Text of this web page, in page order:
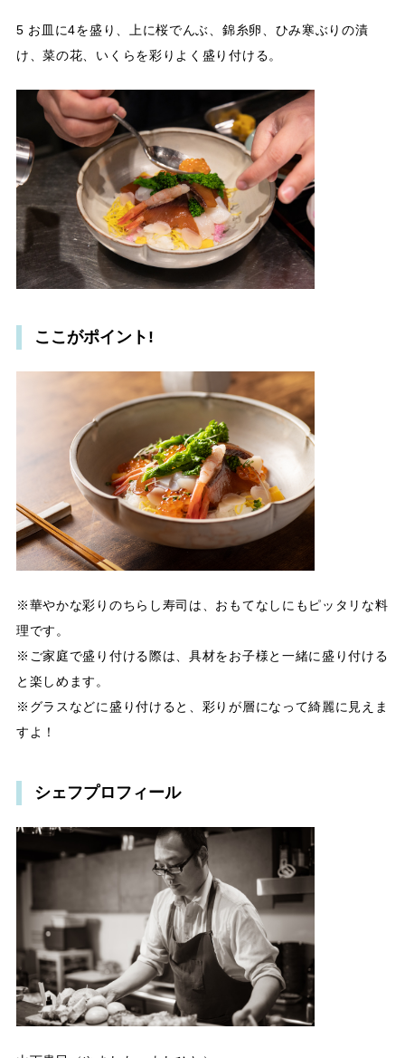
5 お皿に4を盛り、上に桜でんぶ、錦糸卵、ひみ寒ぶりの漬
け、菜の花、いくらを彩りよく盛り付ける。
ここがポイント!
※華やかな彩りのちらし寿司は、おもてなしにもピッタリな料
理です。
※ご家庭で盛り付ける際は、具材をお子様と一緒に盛り付ける
と楽しめます。
※グラスなどに盛り付けると、彩りが層になって綺麗に見えま
すよ！
シェフプロフィール